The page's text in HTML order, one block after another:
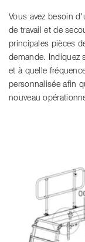
Vous avez besoin
de travail et de
principales pièces
demande. Indiquez
et à quelle
personnalisée afin
nouveau